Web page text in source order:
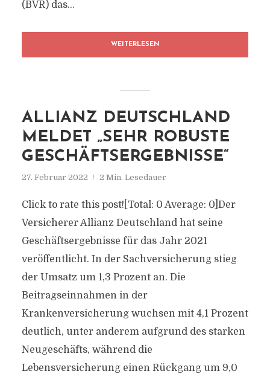
(BVR) das...
WEITERLESEN
ALLIANZ DEUTSCHLAND
MELDET „SEHR ROBUSTE
GESCHÄFTSERGEBNISSE“
27. Februar 2022 2 Min. Lesedauer
Click to rate this post![Total: 0 Average: 0]Der
Versicherer Allianz Deutschland hat seine
Geschäftsergebnisse für das Jahr 2021
veröffentlicht. In der Sachversicherung stieg
der Umsatz um 1,3 Prozent an. Die
Beitragseinnahmen in der
Krankenversicherung wuchsen mit 4,1 Prozent
deutlich, unter anderem aufgrund des starken
Neugeschäfts, während die
Lebensversicherung einen Rückgang um 9,0